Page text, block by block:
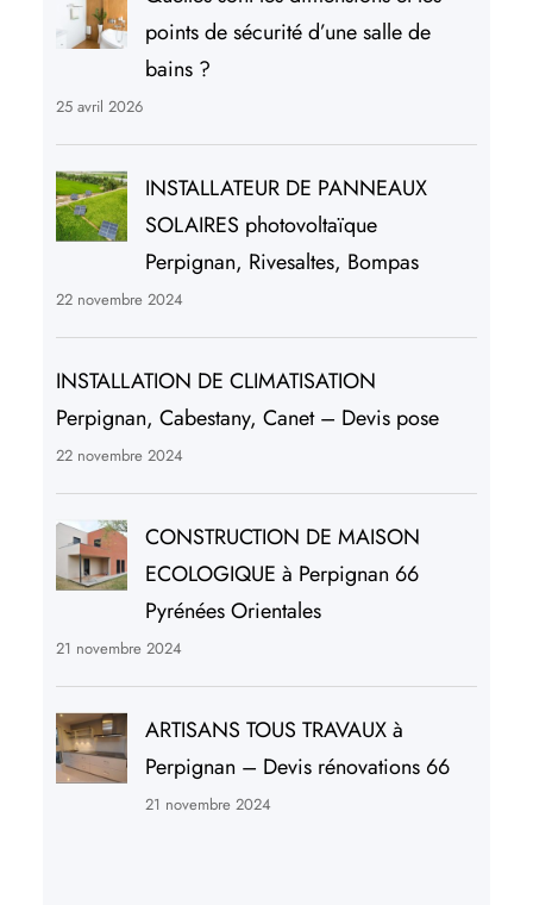
points de sécurité d’une salle de
bains ?
25 avril 2026
INSTALLATEUR DE PANNEAUX
SOLAIRES photovoltaïque
Perpignan, Rivesaltes, Bompas
22 novembre 2024
INSTALLATION DE CLIMATISATION
Perpignan, Cabestany, Canet – Devis pose
22 novembre 2024
CONSTRUCTION DE MAISON
ECOLOGIQUE à Perpignan 66
Pyrénées Orientales
21 novembre 2024
ARTISANS TOUS TRAVAUX à
Perpignan – Devis rénovations 66
21 novembre 2024